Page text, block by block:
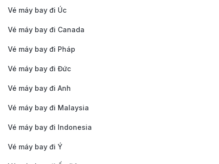
từ sân bay vào trung tâm Kuala Lumpur, với thời
sáng đến khoảng 1h00 sáng hôm sau, tàu chạy
liên tục với tần suất 15-20 phút/chuyến. Hành trình
từ KLIA hoặc KLIA2 đến ga KL Sentral với giá vé
dao động từ 25-55 MYR (khoảng 145,000 -
di chuyển thuận tiện và nhanh chóng.
Xe Buýt:Một trong những dịch vụ di chuyển phổ
biến với 24 chuyến/ngày, kết nối sân bay đến KL
Sentral và khu vực Utama. Thời gian di chuyển
Vé máy bay đi Úc
Vé máy bay đi Canada
Vé máy bay đi Pháp
Vé máy bay đi Đức
Vé máy bay đi Anh
Vé máy bay đi Malaysia
Vé máy bay đi Indonesia
Vé máy bay đi Ý